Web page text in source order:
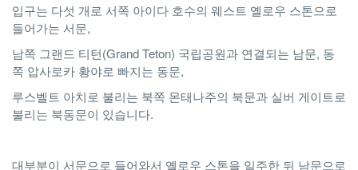
입구는 다섯 개로 서쪽 아이다 호수의 웨스트 옐로우 스톤으로
들어가는 서문,
남쪽 그랜드 티턴(Grand Teton) 국립공원과 연결되는 남문, 동
쪽 압사로카 황야로 빠지는 동문,
루스벨트 아치로 불리는 북쪽 몬태나주의 북문과 실버 게이트로
불리는 북동문이 있습니다.
대부분이 서문으로 들어와서 옐로우 스톤을 일주한 뒤 남문으로